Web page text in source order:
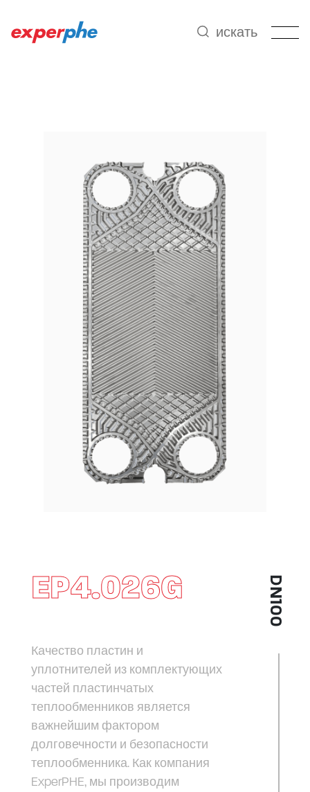
искать
EP4.026G
Качество пластин и
уплотнителей из комплектующих
частей пластинчатых
теплообменников является
важнейшим фактором
долговечности и безопасности
теплообменника. Как компания
ExperPHE, мы производим
DN100